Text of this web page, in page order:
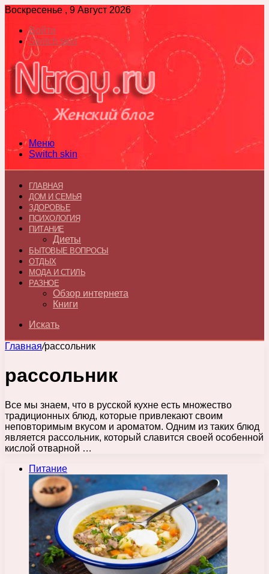
Воскресенье , 9 Август 2026
Войти
Switch skin
Меню
Switch skin
ГЛАВНАЯ
ДОМ И СЕМЬЯ
ЗДОРОВЬЕ
ПСИХОЛОГИЯ
ПИТАНИЕ
Диеты
БЫТОВЫЕ ВОПРОСЫ
ОТДЫХ
МОДА И СТИЛЬ
РАЗНОЕ
Обзор интернета
Книги
Искать
Главная/рассольник
рассольник
Все мы знаем, что в русской кухне есть множество
традиционных блюд, которые привлекают своим
неповторимым вкусом и ароматом. Одним из таких блюд
является рассольник, который славится своей особенной
кислой отварной …
Питание